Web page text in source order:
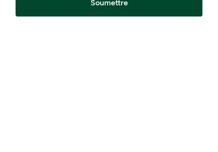
Soumettre